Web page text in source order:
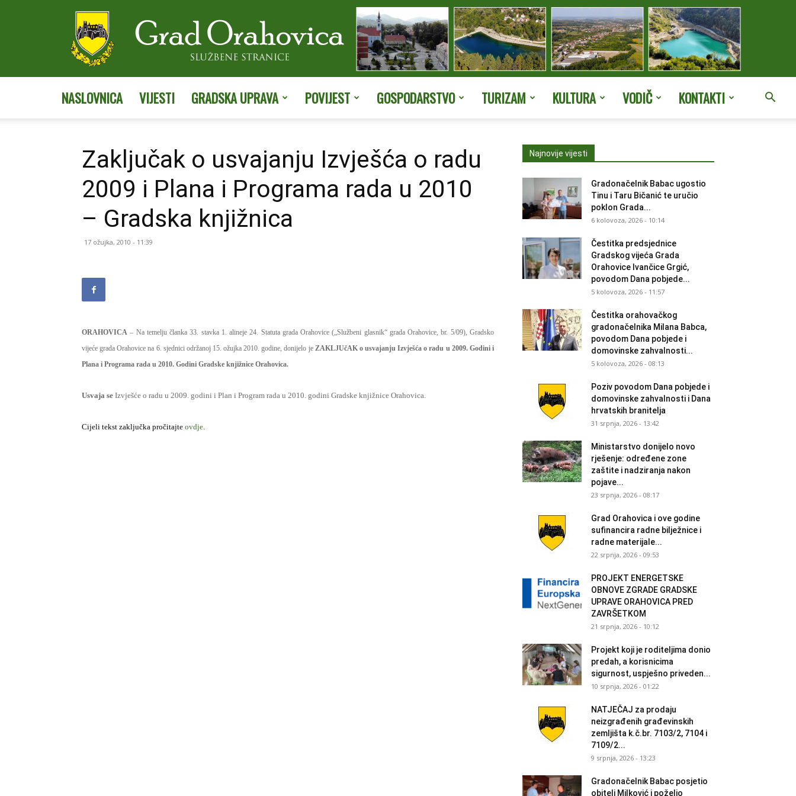
stranice
Orahovice
NASLOVNICA VIJESTI GRADSKA UPRAVA POVIJEST GOSPODARSTVO TURIZAM KULTURA VODIČ KONTAKTI
Zaključak o usvajanju Izvješća o radu
2009 i Plana i Programa rada u 2010
– Gradska knjižnica
17 ožujka, 2010 - 11:39
ORAHOVICA – Na temelju članka 33. stavka 1. alineje 24. Statuta grada Orahovice („Službeni glasnik“ grada Orahovice, br. 5/09), Gradsko
vijeće grada Orahovice na 6. sjednici održanoj 15. ožujka 2010. godine, donijelo je ZAKLJUčAK o usvajanju Izvješća o radu u 2009. Godini i
Plana i Programa rada u 2010. Godini Gradske knjižnice Orahovica.
Usvaja se Izvješće o radu u 2009. godini i Plan i Program rada u 2010. godini Gradske knjižnice Orahovica.
Cijeli tekst zaključka pročitajte ovdje.
Najnovije vijesti
Gradonačelnik Babac ugostio
Tinu i Taru Bičanić te uručio
poklon Grada...
6 kolovoza, 2026 - 10:14
Čestitka predsjednice
Gradskog vijeća Grada
Orahovice Ivančice Grgić,
povodom Dana pobjede...
5 kolovoza, 2026 - 11:57
Čestitka orahovačkog
gradonačelnika Milana Babca,
povodom Dana pobjede i
domovinske zahvalnosti...
5 kolovoza, 2026 - 08:13
Poziv povodom Dana pobjede i
domovinske zahvalnosti i Dana
hrvatskih branitelja
31 srpnja, 2026 - 13:42
Ministarstvo donijelo novo
rješenje: određene zone
zaštite i nadziranja nakon
pojave...
23 srpnja, 2026 - 08:17
Grad Orahovica i ove godine
sufinancira radne bilježnice i
radne materijale...
22 srpnja, 2026 - 09:53
PROJEKT ENERGETSKE
OBNOVE ZGRADE GRADSKE
UPRAVE ORAHOVICA PRED
ZAVRŠETKOM
21 srpnja, 2026 - 10:12
Projekt koji je roditeljima donio
predah, a korisnicima
sigurnost, uspješno priveden...
10 srpnja, 2026 - 01:22
NATJEČAJ za prodaju
neizgrađenih građevinskih
zemljišta k.č.br. 7103/2, 7104 i
7109/2...
9 srpnja, 2026 - 13:23
Gradonačelnik Babac posjetio
obitelj Milković i poželio